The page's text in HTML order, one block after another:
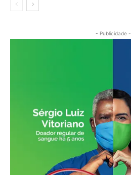
- Publicidade -